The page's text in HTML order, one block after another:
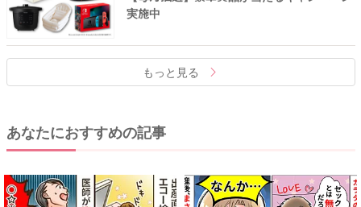
実施中
もっと見る
あなたにおすすめの記事